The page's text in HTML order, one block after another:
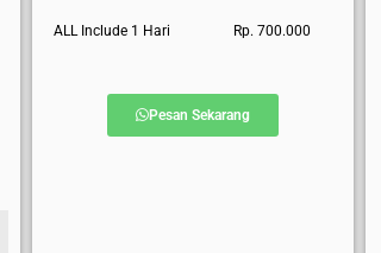
ALL Include 1 Hari Rp. 700.000
Pesan Sekarang